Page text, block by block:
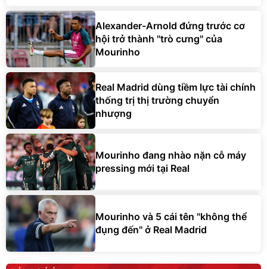
Alexander-Arnold đứng trước cơ
hội trở thành ''trò cưng'' của
Mourinho
Real Madrid dùng tiềm lực tài chính
thống trị thị trường chuyển
nhượng
Mourinho đang nhào nặn cỗ máy
pressing mới tại Real
Mourinho và 5 cái tên "không thể
đụng đến" ở Real Madrid